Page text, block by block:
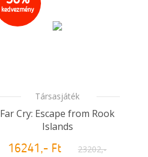
kedvezmény
Társasjáték
Far Cry: Escape from Rook
Islands
16241,- Ft
23202,-